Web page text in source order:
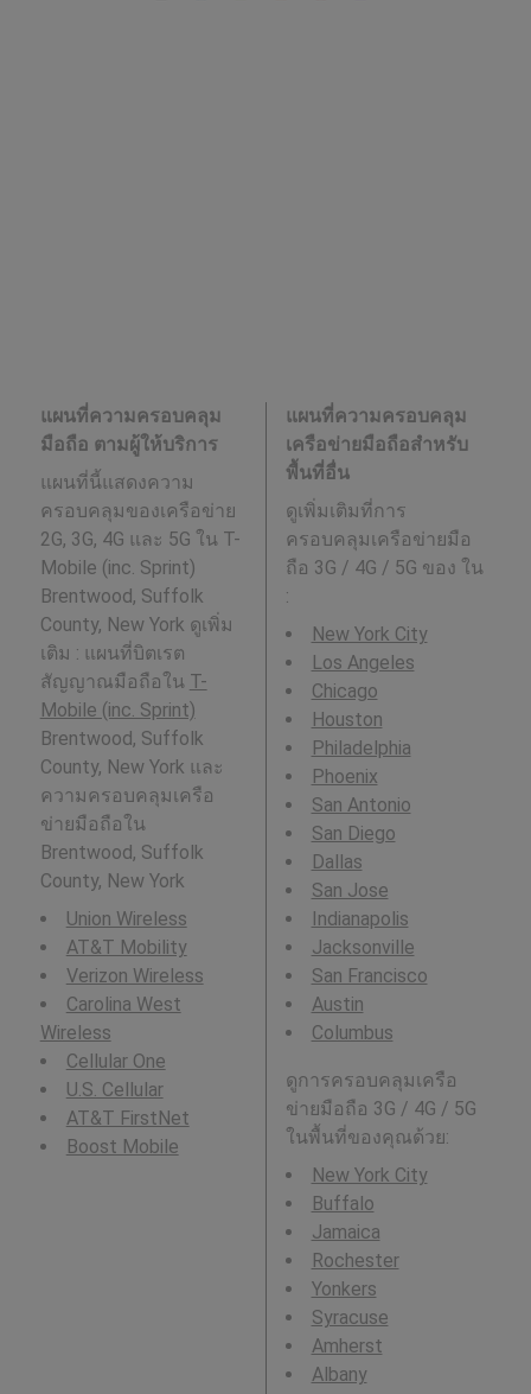
แผนที่ความครอบคลุม
มือถือ ตามผู้ให้บริการ
แผนที่นี้แสดงความ
ครอบคลุมของเครือข่าย
2G, 3G, 4G และ 5G ใน T-
Mobile (inc. Sprint)
Brentwood, Suffolk
County, New York ดูเพิ่ม
เติม : แผนที่บิตเรต
สัญญาณมือถือใน T-
Mobile (inc. Sprint)
Brentwood, Suffolk
County, New York และ
ความครอบคลุมเครือ
ข่ายมือถือใน
Brentwood, Suffolk
County, New York
Union Wireless
AT&T Mobility
Verizon Wireless
Carolina West
Wireless
Cellular One
U.S. Cellular
AT&T FirstNet
Boost Mobile
แผนที่ความครอบคลุม
เครือข่ายมือถือสำหรับ
พื้นที่อื่น
ดูเพิ่มเติมที่การ
ครอบคลุมเครือข่ายมือ
ถือ 3G / 4G / 5G ของ ใน
:
New York City
Los Angeles
Chicago
Houston
Philadelphia
Phoenix
San Antonio
San Diego
Dallas
San Jose
Indianapolis
Jacksonville
San Francisco
Austin
Columbus
ดูการครอบคลุมเครือ
ข่ายมือถือ 3G / 4G / 5G
ในพื้นที่ของคุณด้วย:
New York City
Buffalo
Jamaica
Rochester
Yonkers
Syracuse
Amherst
Albany